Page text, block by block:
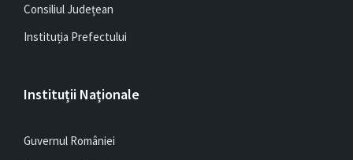
Consiliul Județean
Instituția Prefectului
Instituții Naționale
Guvernul României